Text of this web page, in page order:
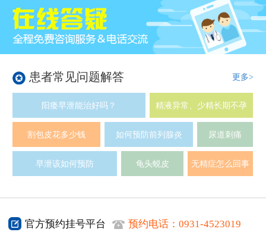
患者常见问题解答 更多>
阳痿早泄能治好吗？ 精液异常、少精长期不孕
割包皮花多少钱 如何预防前列腺炎 尿道刺痛
早泄该如何预防 龟头蜕皮 无精症怎么回事
官方预约挂号平台 预约电话：0931-4523019